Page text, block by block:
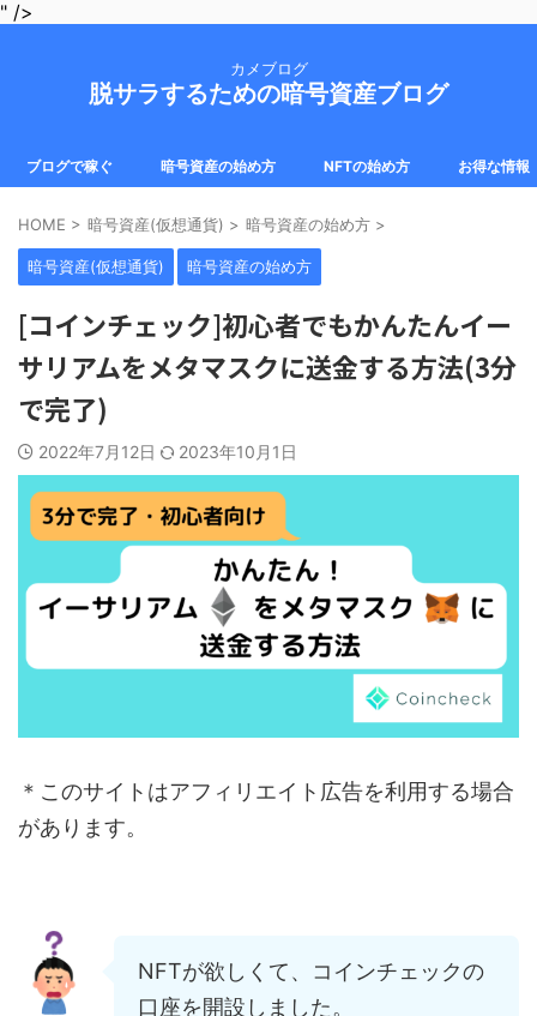
" />
カメブログ
脱サラするための暗号資産ブログ
ブログで稼ぐ 暗号資産の始め方 NFTの始め方 お得な情報
HOME > 暗号資産(仮想通貨) > 暗号資産の始め方 >
暗号資産(仮想通貨) 暗号資産の始め方
[コインチェック]初心者でもかんたんイー
サリアムをメタマスクに送金する方法(3分
で完了)
2022年7月12日 2023年10月1日
＊このサイトはアフィリエイト広告を利用する場合
があります。
NFTが欲しくて、コインチェックの
口座を開設しました。